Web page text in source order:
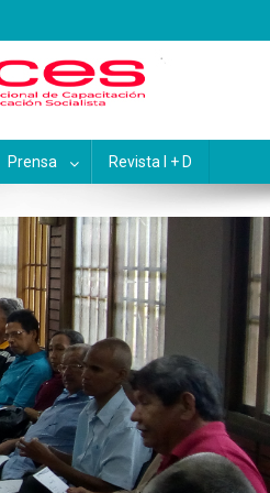
Prensa Revista I + D